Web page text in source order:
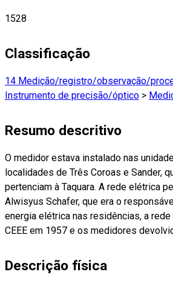
1528
Classificação
14 Medição/registro/observação/
Instrumento de precisão/óptico >
Resumo descritivo
O medidor estava instalado nas
localidades de Três Coroas e Sander,
pertenciam à Taquara. A rede elétrica
Alwisyus Schafer, que era o
energia elétrica nas residências, a
CEEE em 1957 e os medidores
Descrição física